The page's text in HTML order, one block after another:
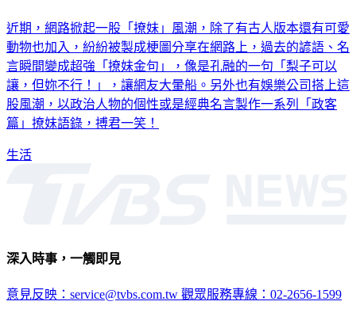
近期，網路掀起一股「撩妹」風潮，除了有古人版本還有可愛
動物也加入，紛紛被製成梗圖分享在網路上，過去的諺語、名
言瞬間變成超強「撩妹金句」，像是孔融的一句「梨子可以
讓，但妳不行！」，讓網友大暈船。另外也有娛樂公司搭上這
股風潮，以政治人物的個性或是經典名言製作一系列「政客
篇」撩妹語錄，搏君一笑！
生活
深入時事，一觸即見
意見反映：service@tvbs.com.tw 觀眾服務專線：02-2656-1599